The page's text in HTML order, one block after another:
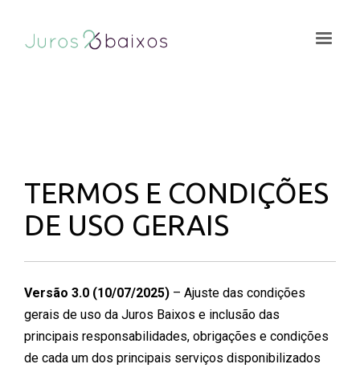
TERMOS E CONDIÇÕES
DE USO GERAIS
Versão 3.0 (10/07/2025) – Ajuste das condições
gerais de uso da Juros Baixos e inclusão das
principais responsabilidades, obrigações e condições
de cada um dos principais serviços disponibilizados